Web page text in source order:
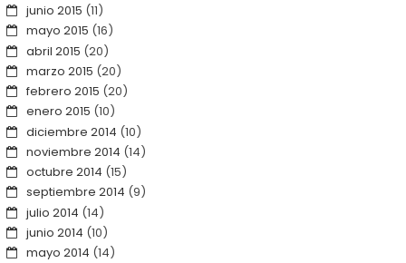
junio 2015 (11)
mayo 2015 (16)
abril 2015 (20)
marzo 2015 (20)
febrero 2015 (20)
enero 2015 (10)
diciembre 2014 (10)
noviembre 2014 (14)
octubre 2014 (15)
septiembre 2014 (9)
julio 2014 (14)
junio 2014 (10)
mayo 2014 (14)